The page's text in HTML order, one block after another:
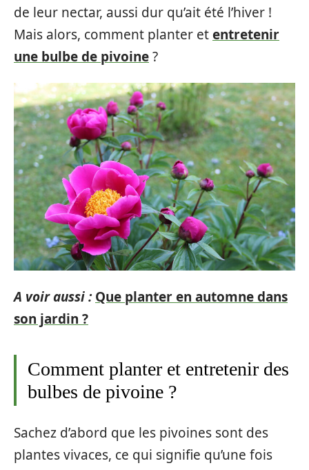
de leur nectar, aussi dur qu’ait été l’hiver !
Mais alors, comment planter etentretenir
une bulbe de pivoine?
A voir aussi : Que planter en automne dans
son jardin ?
Comment planter et entretenir des
bulbes de pivoine ?
Sachez d’abord que les pivoines sont des
plantes vivaces, ce qui signifie qu’une fois